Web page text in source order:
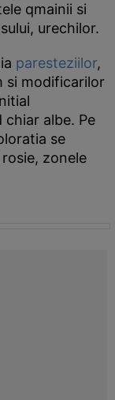
qmainii si
urechilor.
paresteziilor,
si modificarilor
albe. Pe
se
zonele